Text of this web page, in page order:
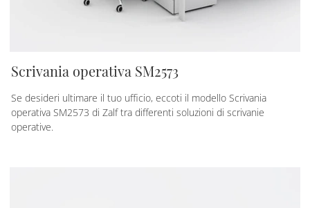
Scrivania operativa SM2573
Se desideri ultimare il tuo ufficio, eccoti il modello Scrivania
operativa SM2573 di Zalf tra differenti soluzioni di scrivanie
operative.